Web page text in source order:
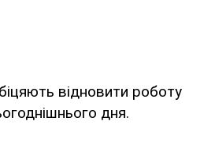
відновити роботу
дня.